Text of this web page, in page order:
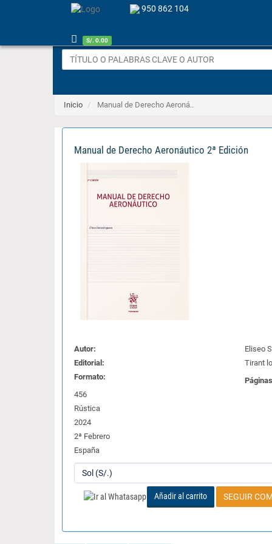
950 862 104
S/. 0.00
Inicio Manual de Derecho Aeroná..
Manual de Derecho Aeronáutico 2ª Edición
Autor:
Eliseo
Editorial:
Tirant
Formato:
456
Rústica
2024
2ª Febrero
España
Añadir al carrito SEGUIR